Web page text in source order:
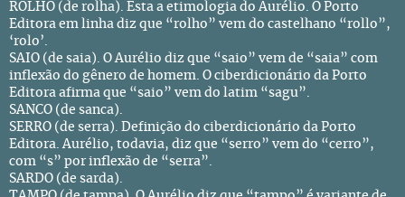
ROLHO (de rolha). Esta a etimologia do Aurélio. O Porto
Editora em linha diz que “rolho” vem do castelhano “rollo”,
‘rolo’.
SAIO (de saia). O Aurélio diz que “saio” vem de “saia” com
inflexão do gênero de homem. O ciberdicionário da Porto
Editora afirma que “saio” vem do latim “sagu”.
SANCO (de sanca).
SERRO (de serra). Definição do ciberdicionário da Porto
Editora. Aurélio, todavia, diz que “serro” vem do “cerro”,
com “s” por inflexão de “serra”.
SARDO (de sarda).